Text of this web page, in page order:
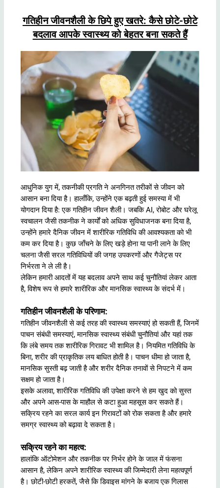
गतिहीन जीवनशैली के छिपे हुए खतरे: कैसे छोटे-छोटे
बदलाव आपके स्वास्थ्य को बेहतर बना सकते हैं
आधुनिक युग में, तकनीकी प्रगति ने अनगिनत तरीकों से जीवन को
आसान बना दिया है। हालाँकि, उन्होंने एक बढ़ती हुई समस्या में भी
योगदान दिया है: एक गतिहीन जीवन शैली। जबकि AI, रोबोट और घरेलू
स्वचालन जैसी तकनीक ने कार्यों को अधिक सुविधाजनक बना दिया है,
उन्होंने हमारे दैनिक जीवन में शारीरिक गतिविधि की आवश्यकता को भी
कम कर दिया है। कुछ जाँचने के लिए खड़े होना या पानी लाने के लिए
चलना जैसी सरल गतिविधियों की जगह उपकरणों और गैजेट्स पर
निर्भरता ने ले ली है।
लेकिन हमारी आदतों में यह बदलाव अपने साथ कई चुनौतियां लेकर आता
है, विशेष रूप से हमारे शारीरिक और मानसिक स्वास्थ्य के संदर्भ में।
गतिहीन जीवनशैली के परिणाम:
गतिहीन जीवनशैली से कई तरह की स्वास्थ्य समस्याएं हो सकती हैं, जिनमें
पाचन संबंधी समस्याएं, मानसिक स्वास्थ्य संबंधी चुनौतियां और यहां तक
कि लंबे समय तक शारीरिक गिरावट भी शामिल है। नियमित गतिविधि के
बिना, शरीर की प्राकृतिक लय बाधित होती है। पाचन धीमा हो जाता है,
मानसिक सुस्ती बढ़ जाती है और शरीर दैनिक तनावों से निपटने में कम
सक्षम हो जाता है।
इसके अलावा, शारीरिक गतिविधि की उपेक्षा करने से हम खुद को सुस्त
और अपने आस-पास के माहौल से कटा हुआ महसूस कर सकते हैं।
सक्रिय रहने का सरल कार्य इन गिरावटों को रोक सकता है और हमारे
समग्र स्वास्थ्य को बढ़ावा दे सकता है।
सक्रिय रहने का महत्व:
हालांकि ऑटोमेशन और तकनीक पर निर्भर होने के जाल में फंसना
आसान है, लेकिन अपने शारीरिक स्वास्थ्य की जिम्मेदारी लेना महत्वपूर्ण
है। छोटी-छोटी हरकतें, जैसे कि डिवाइस मांगने के बजाय एक गिलास